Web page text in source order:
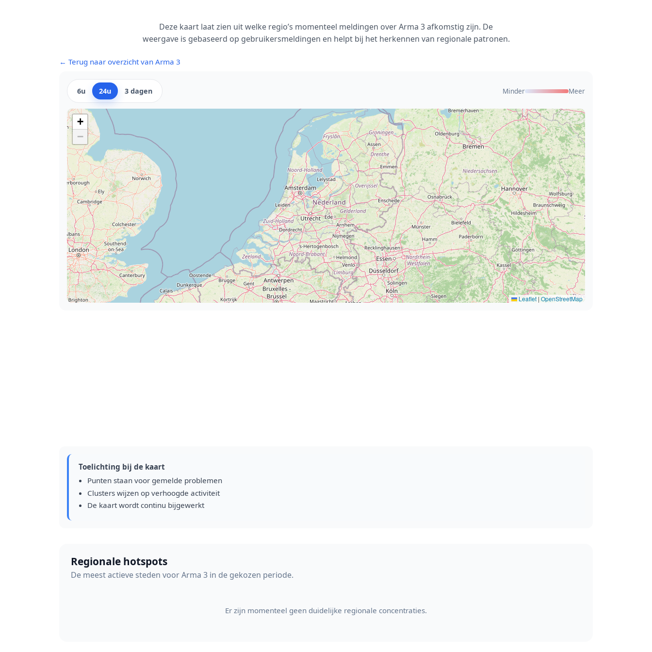
Deze kaart laat zien uit welke regio’s momenteel meldingen over Arma 3 afkomstig zijn. De
weergave is gebaseerd op gebruikersmeldingen en helpt bij het herkennen van regionale patronen.
← Terug naar overzicht van Arma 3
6u 24u 3 dagen Minder Meer
+
−
Leaflet | OpenStreetMap
Toelichting bij de kaart
Punten staan voor gemelde problemen
Clusters wijzen op verhoogde activiteit
De kaart wordt continu bijgewerkt
Regionale hotspots
De meest actieve steden voor Arma 3 in de gekozen periode.
Er zijn momenteel geen duidelijke regionale concentraties.